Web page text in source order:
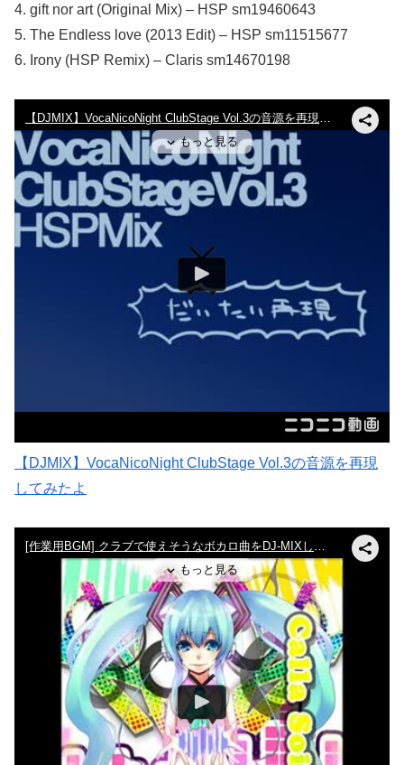
4. gift nor art (Original Mix) – HSP sm19460643
5. The Endless love (2013 Edit) – HSP sm11515677
6. Irony (HSP Remix) – Claris sm14670198
【DJMIX】VocaNicoNight ClubStage Vol.3の音源を再現
してみたよ